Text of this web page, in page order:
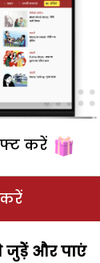
करें
जुड़ेें और पाएं